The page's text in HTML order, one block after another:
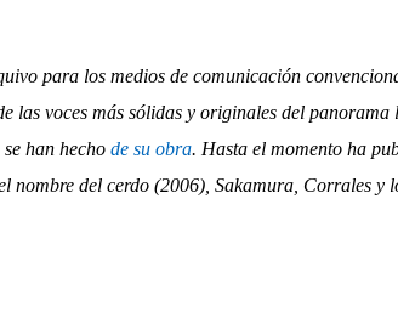
para los medios de comunicación
las voces más sólidas y originales del
han hecho de su obra. Hasta el momento ha
nombre del cerdo (2006), Sakamura, Corrales y